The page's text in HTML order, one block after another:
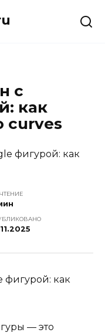
с
как
curves
как
— это